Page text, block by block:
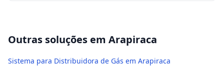
Outras soluções em Arapiraca
Sistema para Distribuidora de Gás em Arapiraca